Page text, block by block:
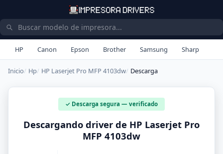
HP Canon Epson Brother Samsung Sharp
Inicio Hp HP Laserjet Pro MFP 4103dw Descarga
✓ Descarga segura — verificado
Descargando driver de HP Laserjet Pro
MFP 4103dw